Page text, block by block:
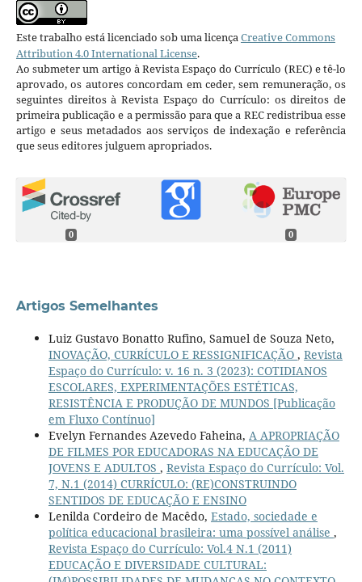
Este trabalho está licenciado sob uma licençaCreative Commons
Attribution 4.0 International License.
Ao submeter um artigo à Revista Espaço do Currículo (REC) e tê-lo
aprovado, os autores concordam em ceder, sem remuneração, os
seguintes direitos à Revista Espaço do Currículo: os direitos de
primeira publicação e a permissão para que a REC redistribua esse
artigo e seus metadados aos serviços de indexação e referência
que seus editores julguem apropriados.
0 0
Artigos Semelhantes
Luiz Gustavo Bonatto Rufino, Samuel de Souza Neto,
INOVAÇÃO, CURRÍCULO E RESSIGNIFICAÇÃO , Revista
Espaço do Currículo: v. 16 n. 3 (2023): COTIDIANOS
ESCOLARES, EXPERIMENTAÇÕES ESTÉTICAS,
RESISTÊNCIA E PRODUÇÃO DE MUNDOS [Publicação
em Fluxo Contínuo]
Evelyn Fernandes Azevedo Faheina, A APROPRIAÇÃO
DE FILMES POR EDUCADORAS NA EDUCAÇÃO DE
JOVENS E ADULTOS , Revista Espaço do Currículo: Vol.
7, N.1 (2014) CURRÍCULO: (RE)CONSTRUINDO
SENTIDOS DE EDUCAÇÃO E ENSINO
Lenilda Cordeiro de Macêdo, Estado, sociedade e
política educacional brasileira: uma possível análise ,
Revista Espaço do Currículo: Vol.4 N.1 (2011)
EDUCAÇÃO E DIVERSIDADE CULTURAL: